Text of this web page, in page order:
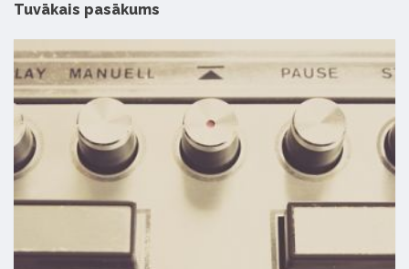
Tuvākais pasākums